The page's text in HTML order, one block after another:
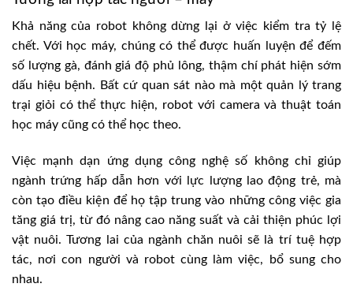
Khả năng của robot không dừng lại ở việc kiểm tra tỷ lệ
chết. Với học máy, chúng có thể được huấn luyện để đếm
số lượng gà, đánh giá độ phủ lông, thậm chí phát hiện sớm
dấu hiệu bệnh. Bất cứ quan sát nào mà một quản lý trang
trại giỏi có thể thực hiện, robot với camera và thuật toán
học máy cũng có thể học theo.
Việc mạnh dạn ứng dụng công nghệ số không chỉ giúp
ngành trứng hấp dẫn hơn với lực lượng lao động trẻ, mà
còn tạo điều kiện để họ tập trung vào những công việc gia
tăng giá trị, từ đó nâng cao năng suất và cải thiện phúc lợi
vật nuôi. Tương lai của ngành chăn nuôi sẽ là trí tuệ hợp
tác, nơi con người và robot cùng làm việc, bổ sung cho
nhau.